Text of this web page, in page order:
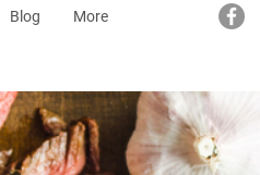
Blog More